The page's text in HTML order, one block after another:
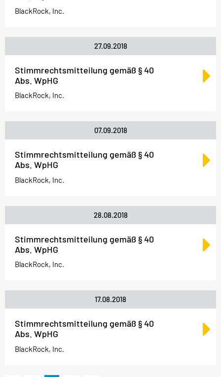
BlackRock, Inc.
27.09.2018
Stimmrechtsmitteilung gemäß § 40
Abs. WpHG
BlackRock, Inc.
07.09.2018
Stimmrechtsmitteilung gemäß § 40
Abs. WpHG
BlackRock, Inc.
28.08.2018
Stimmrechtsmitteilung gemäß § 40
Abs. WpHG
BlackRock, Inc.
17.08.2018
Stimmrechtsmitteilung gemäß § 40
Abs. WpHG
BlackRock, Inc.